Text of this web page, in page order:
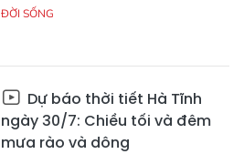
ĐỜI SỐNG
Dự báo thời tiết Hà Tĩnh
ngày 30/7: Chiều tối và đêm
mưa rào và dông